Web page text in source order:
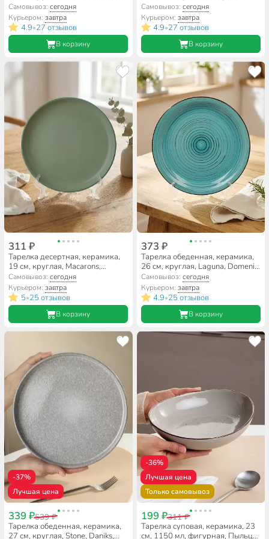
TC23S001269MJ-K
Самовывоз:сегодня
Курьером:завтра
4.9•27 отзывов
В корзину
Daniks, 17-083
Самовывоз: сегодня
Курьером: завтра
4.9•27 отзывов
В корзину
311 ₽
Тарелка десертная, керамика,
19 см, круглая, Macarons,
Domenik, DM7001, мятная
Самовывоз:сегодня
Курьером:завтра
5•25 отзывов
В корзину
373 ₽
Тарелка обеденная, керамика,
26 см, круглая, Laguna, Domenik,
DM6000/DM6000-1
Самовывоз: сегодня
Курьером: завтра
4.9•25 отзывов
В корзину
-37%
Лучшая цена
339 ₽539 ₽
Тарелка обеденная, керамика,
27 см, круглая, Stone, Daniks,
-36%
Лучшая цена
Только самовывоз
199 ₽311 ₽
Тарелка суповая, керамика, 23
см, 1150 мл, фигурная, Пыльца,